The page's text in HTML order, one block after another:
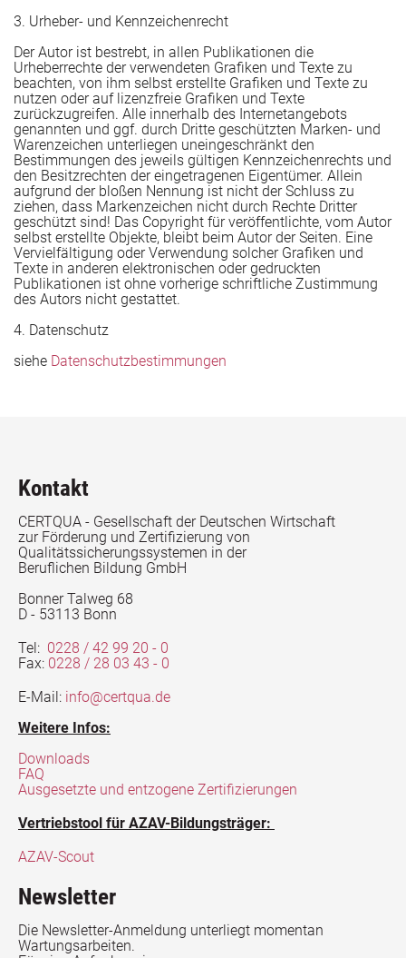
Bildungsunternehmen
Unternehmen
3. Urheber- und Kennzeichenrecht
Der Autor ist bestrebt, in allen Publikationen die
Urheberrechte der verwendeten Grafiken und Texte zu
beachten, von ihm selbst erstellte Grafiken und Texte zu
nutzen oder auf lizenzfreie Grafiken und Texte
zurückzugreifen. Alle innerhalb des Internetangebots
genannten und ggf. durch Dritte geschützten Marken- und
Warenzeichen unterliegen uneingeschränkt den
Bestimmungen des jeweils gültigen Kennzeichenrechts und
den Besitzrechten der eingetragenen Eigentümer. Allein
aufgrund der bloßen Nennung ist nicht der Schluss zu
ziehen, dass Markenzeichen nicht durch Rechte Dritter
geschützt sind! Das Copyright für veröffentlichte, vom Autor
selbst erstellte Objekte, bleibt beim Autor der Seiten. Eine
Vervielfältigung oder Verwendung solcher Grafiken und
Texte in anderen elektronischen oder gedruckten
Publikationen ist ohne vorherige schriftliche Zustimmung
des Autors nicht gestattet.
4. Datenschutz
siehe Datenschutzbestimmungen
Kontakt
CERTQUA - Gesellschaft der Deutschen Wirtschaft
zur Förderung und Zertifizierung von
Qualitätssicherungssystemen in der
Beruflichen Bildung GmbH
Bonner Talweg 68
D - 53113 Bonn
Tel: 0228 / 42 99 20 - 0
Fax: 0228 / 28 03 43 - 0
E-Mail: info@certqua.de
Weitere Infos:
Downloads
FAQ
Ausgesetzte und entzogene Zertifizierungen
Vertriebstool für AZAV-Bildungsträger:
AZAV-Scout
Newsletter
Die Newsletter-Anmeldung unterliegt momentan
Wartungsarbeiten.